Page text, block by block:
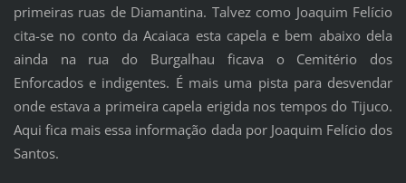
primeiras ruas de Diamantina. Talvez como Joaquim Felício
cita-se no conto da Acaiaca esta capela e bem abaixo dela
ainda na rua do Burgalhau ficava o Cemitério dos
Enforcados e indigentes. É mais uma pista para desvendar
onde estava a primeira capela erigida nos tempos do Tijuco.
Aqui fica mais essa informação dada por Joaquim Felício dos
Santos.